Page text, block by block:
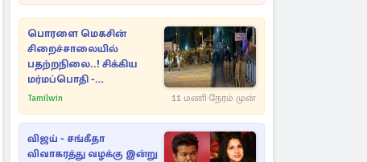
பொரளை மெகசின்
சிறைச்சாலையில்
பதற்றநிலை..! சிக்கிய
மர்மப்பொதி -
பின்னணியில் வெளியான
Tamilwin 11 மணி நேரம் முன்
விஜய் - சங்கீதா
விவாகரத்து வழக்கு இன்று